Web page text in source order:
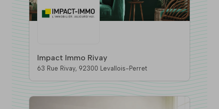
Impact Immo Rivay
63 Rue Rivay, 92300 Levallois-Perret